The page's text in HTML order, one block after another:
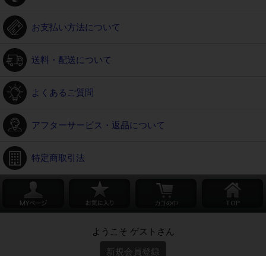
お支払い方法について
送料・配送について
よくあるご質問
アフターサービス・返品について
特定商取引法
ようこそ ゲストさん
新規会員登録